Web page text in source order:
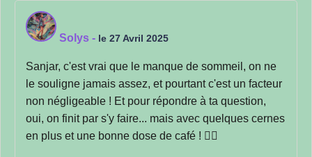
Solys - le 27 Avril 2025
Sanjar, c'est vrai que le manque de sommeil, on ne
le souligne jamais assez, et pourtant c'est un facteur
non négligeable ! Et pour répondre à ta question,
oui, on finit par s'y faire... mais avec quelques cernes
en plus et une bonne dose de café ! 🤦‍♀️